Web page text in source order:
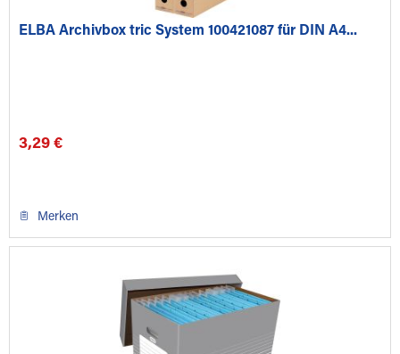
ELBA Archivbox tric System 100421087 für DIN A4...
3,29 €
Merken